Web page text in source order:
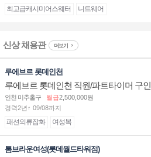
최고급캐시미어스웨터 니트웨어
신상 채용관 더보기
루에브르 롯데인천
루에브르 롯데인천 직원/파트타이머 구인
인천 미추홀구 월급2,500,000원
경력2년↑ 09/08까지
패션의류잡화 여성복
톰브라운여성(롯데월드타워점)